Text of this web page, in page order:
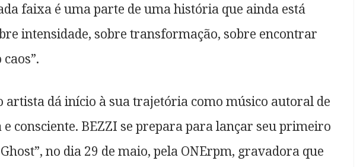
faixa é uma parte de uma história que ainda está
intensidade, sobre transformação, sobre encontrar
artista dá início à sua trajetória como músico autoral de
consciente. BEZZI se prepara para lançar seu primeiro
no dia 29 de maio, pela ONErpm, gravadora que